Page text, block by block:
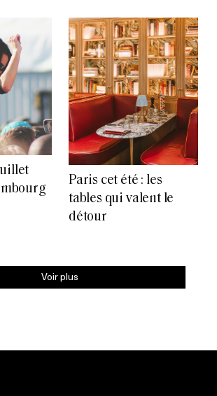
Paris cet été : les
tables qui valent le
détour
Voir plus